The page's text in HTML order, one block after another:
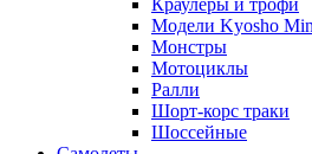
Краулеры и трофи
Модели Kyosho
Монстры
Мотоциклы
Ралли
Шорт-корс траки
Шоссейные